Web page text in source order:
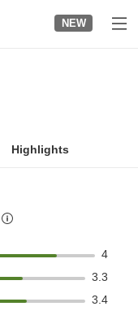
NEW
Highlights
4
3.3
3.4